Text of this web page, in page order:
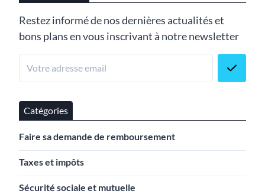
Restez informé de nos dernières actualités et
bons plans en vous inscrivant à notre newsletter
Catégories
Faire sa demande de remboursement
Taxes et impôts
Sécurité sociale et mutuelle